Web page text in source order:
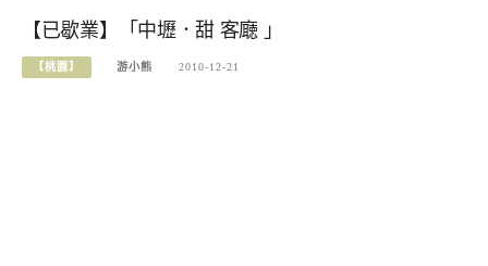
【已歇業】「中壢．甜 客廰 」
【桃園】 游小熊 2010-12-21